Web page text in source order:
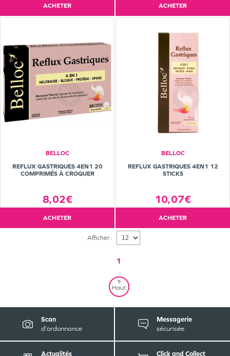
ACHETER ACHETER
BELLOC
REFLUX GASTRIQUES 4EN1 20
COMPRIMÉS À CROQUER
8,02€
ACHETER
BELLOC
REFLUX GASTRIQUES 4EN1 12
STICKS
10,07€
ACHETER
Afficher :
1
Haut
Scan
d'ordonnance
Messagerie
sécurisée
Actualités
Click and Collect